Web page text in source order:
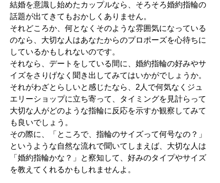
結婚を意識し始めたカップルなら、そろそろ婚約指輪の
話題が出てきてもおかしくありません。
それどころか、何となくそのような雰囲気になっている
のなら、大切な人はあなたからのプロポーズを心待ちに
しているかもしれないのです。
それなら、デートをしている間に、婚約指輪の好みやサ
イズをさりげなく聞き出してみてはいかがでしょうか。
それがわざとらしいと感じたなら、2人で何気なくジュ
エリーショップに立ち寄って、タイミングを見計らって
大切な人がどのような指輪に反応を示すか観察してみて
も良いでしょう。
その際に、「ところで、指輪のサイズって何号なの？」
というような自然な流れで聞いてしまえば、大切な人は
「婚約指輪かな？」と察知して、好みのタイプやサイズ
を教えてくれるかもしれませんよ。